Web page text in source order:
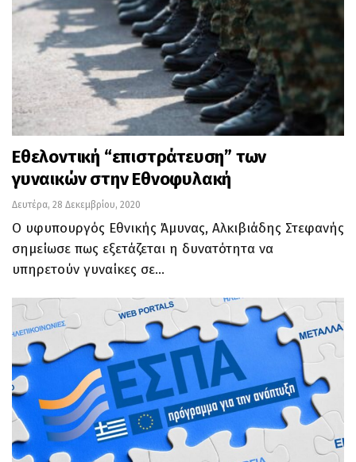
Εθελοντική “επιστράτευση” των
γυναικών στην Εθνοφυλακή
Δευτέρα, 28 Δεκεμβρίου, 2020
Ο υφυπουργός Εθνικής Άμυνας, Αλκιβιάδης Στεφανής
σημείωσε πως εξετάζεται η δυνατότητα να
υπηρετούν γυναίκες σε…